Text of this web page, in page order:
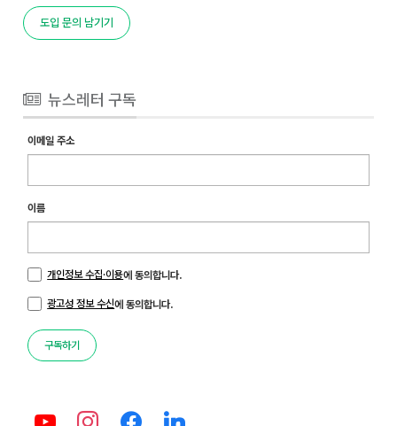
도입 문의 남기기
뉴스레터 구독
이메일 주소
이름
개인정보 수집·이용에 동의합니다.
광고성 정보 수신에 동의합니다.
구독하기